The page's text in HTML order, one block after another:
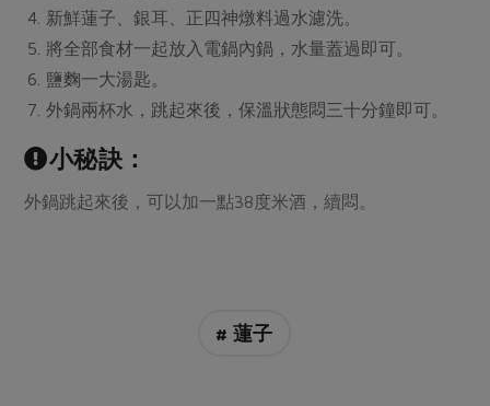
新鮮蓮子、銀耳、正四神燉料過水濾洗。
將全部食材一起放入電鍋內鍋，水量蓋過即可。
鹽麴一大湯匙。
外鍋兩杯水，跳起來後，保溫狀態悶三十分鐘即可。
小秘訣：
外鍋跳起來後，可以加一點38度米酒，續悶。
# 蓮子